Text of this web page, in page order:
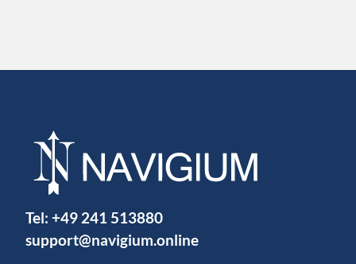
Tel: +49 241 513880
support@navigium.online